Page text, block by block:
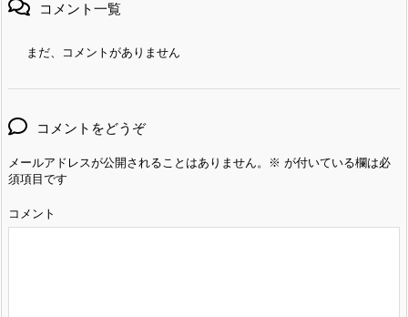
コメント一覧
まだ、コメントがありません
コメントをどうぞ
メールアドレスが公開されることはありません。 ※ が付いている欄は必
須項目です
コメント